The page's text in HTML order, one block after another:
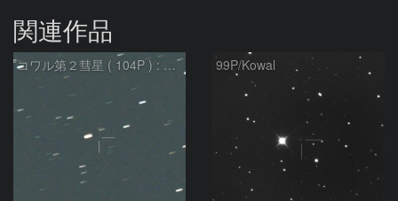
関連作品
コワル第２彗星 ( 104P ) : 2022/05/29 99P/Kowal